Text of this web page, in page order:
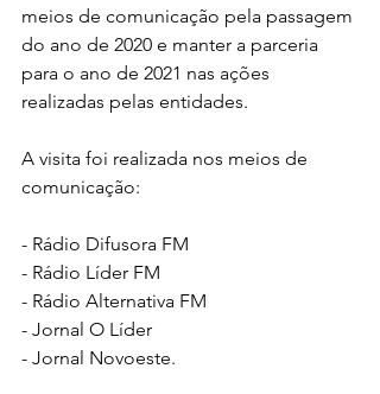
meios de comunicação pela passagem
do ano de 2020 e manter a parceria
para o ano de 2021 nas ações
realizadas pelas entidades.
A visita foi realizada nos meios de
comunicação:
- Rádio Difusora FM
- Rádio Líder FM
- Rádio Alternativa FM
- Jornal O Líder
- Jornal Novoeste.